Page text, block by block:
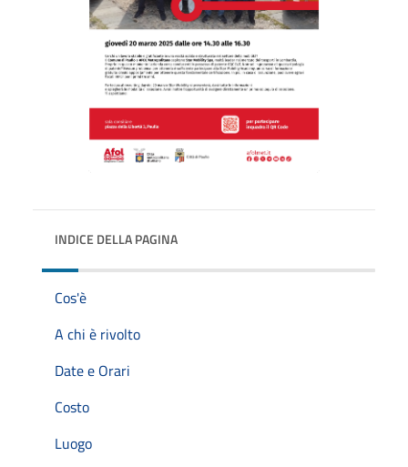
INDICE DELLA PAGINA
Cos'è
A chi è rivolto
Date e Orari
Costo
Luogo